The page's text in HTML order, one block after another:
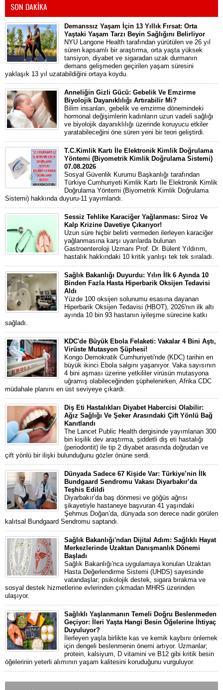
SON DAKİKA
Demanssız Yaşam İçin 13 Yıllık Fırsat: Orta
Yaştaki Yaşam Tarzı Beyin Sağlığını Belirliyor
NYU Langone Health tarafından yürütülen ve 26 yıl
süren kapsamlı bir araştırma, orta yaşta yüksek
tansiyon, diyabet ve sigaradan uzak durmanın
demans gelişmeden geçirilen yaşam süresini
yaklaşık 13 yıl uzatabildiğini ortaya koydu.
Anneliğin Gizli Gücü: Gebelik Ve Emzirme
Biyolojik Dayanıklılığı Artırabilir Mi?
Bilim insanları, gebelik ve emzirme dönemindeki
hormonal değişimlerin kadınların uzun vadeli sağlığı
ve biyolojik dayanıklılığı üzerinde koruyucu etkiler
yaratabileceğini öne süren yeni bir teori geliştirdi.
T.C.Kimlik Kartı İle Elektronik Kimlik Doğrulama
Yöntemi (Biyometrik Kimlik Doğrulama Sistemi)
07.08.2026
Sosyal Güvenlik Kurumu Başkanlığı tarafından
Türkiye Cumhuriyeti Kimlik Kartı İle Elektronik Kimlik
Doğrulama Yöntemi (Biyometrik Kimlik Doğrulama
Sistemi) hakkında duyuru-11 yayımlandı.
Sessiz Tehlike Karaciğer Yağlanması: Siroz Ve
Kalp Krizine Davetiye Çıkarıyor!
Uzun süre hiçbir belirti vermeden ilerleyen karaciğer
yağlanmasına karşı uyarılarda bulunan
Gastroenteroloji Uzmanı Prof. Dr. Bülent Yıldırım,
hastalık hakkındaki 10 kritik yanlışı tek tek sıraladı.
Sağlık Bakanlığı Duyurdu: Yılın İlk 6 Ayında 10
Binden Fazla Hasta Hiperbarik Oksijen Tedavisi
Aldı
Yüzde 100 oksijen solunumu esasına dayanan
Hiperbarik Oksijen Tedavisi (HBOT), 2026'nın ilk altı
ayında 10 bin 93 hastanın iyileşme sürecine katkı
sağladı.
KDC'de Büyük Ebola Felaketi: Vakalar 4 Bini Aştı,
Virüste Mutasyon Şüphesi!
Kongo Demokratik Cumhuriyeti'nde (KDC) tarihin en
büyük ikinci Ebola salgını yaşanıyor. Vaka sayısının
4 bini aşması üzerine yetkililer virüsün mutasyona
uğramış olabileceğinden şüphelenirken, Afrika CDC
müdahale planını en üst seviyeye çıkardı.
Diş Eti Hastalıkları Diyabet Habercisi Olabilir:
Ağız Sağlığı Ve Şeker Arasındaki Çift Yönlü Bağ
Kanıtlandı
The Lancet Public Health dergisinde yayımlanan 300
bin kişilik dev araştırma, şiddetli diş eti hastalığı
(periodontit) ile tip 2 diyabet arasında doğrudan ve
çift yönlü bir ilişki bulunduğunu gözler önüne serdi.
Dünyada Sadece 67 Kişide Var: Türkiye’nin İlk
Bundgaard Sendromu Vakası Diyarbakır’da
Teşhis Edildi
Diyarbakır’da baş dönmesi ve göğüs ağrısı
şikayetiyle hastaneye başvuran 41 yaşındaki
Şehmus Doğan’da, dünyada son derece nadir görülen
kalıtsal Bundgaard Sendromu saptandı.
Sağlık Bakanlığı'ndan Dijital Adım: Sağlıklı Hayat
Merkezlerinde Uzaktan Danışmanlık Dönemi
Başladı
Sağlık Bakanlığı'nca uygulamaya konulan Uzaktan
Hasta Değerlendirme Sistemi (UHDS) sayesinde
vatandaşlar; psikolojik destek, sigara bırakma ve
sosyal destek hizmetlerine evlerinden çıkmadan MHRS üzerinden
ulaşıyor.
Sağlıklı Yaşlanmanın Temeli Doğru Beslenmeden
Geçiyor: İleri Yaşta Hangi Besin Öğelerine İhtiyaç
Duyuluyor?
İlerleyen yaşla birlikte kas ve kemik kaybını önlemek
için dengeli beslenmenin önemi artıyor. Uzmanlar;
protein, kalsiyum, D vitamini ve B12 gibi kritik besin
öğelerinin yeterli alımının yaşam kalitesini koruduğunu vurguluyor.